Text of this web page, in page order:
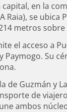
Las
La Peña
El
Campo
La Presa
Las
El
en la
A Raia), se ubica
metros
el acceso a
Paymogo. Su
Guzmán y
de
ambos